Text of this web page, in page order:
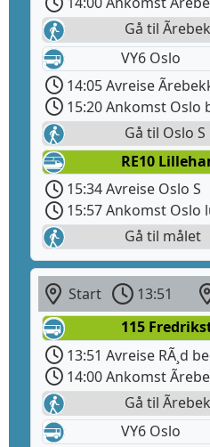
Gå til
VY6 Oslo
14:05 Avreise
15:20 Ankomst Oslo
Gå til Oslo S
RE10
15:34 Avreise Oslo S
15:57 Ankomst Oslo
Gå til målet
Start 13:51
115
13:51 Avreise RÃ¸d
14:00 Ankomst
Gå til
VY6 Oslo